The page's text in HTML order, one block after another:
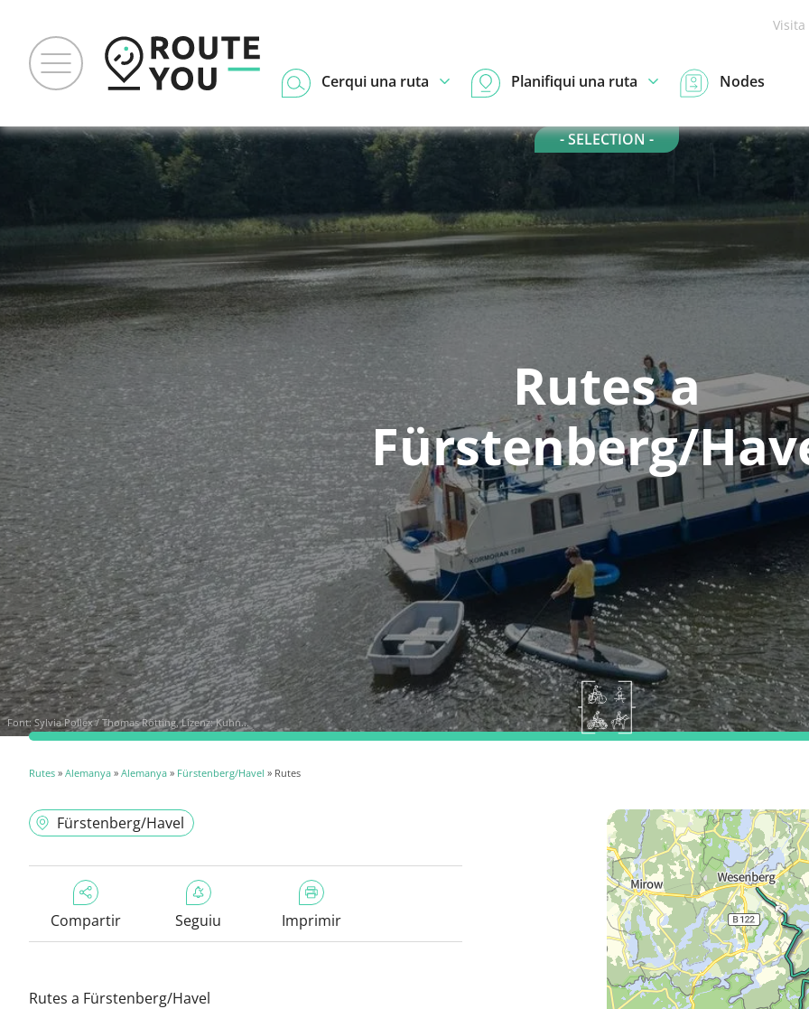
Cerqui una ruta Planifiqui una ruta Nodes
- SELECTION -
Rutes a
Fürstenberg/
Font:Sylvia Pollex / Thomas Rötting, Lizenz: Kuhn...
Rutes » Alemanya » Alemanya » Fürstenberg/Havel » Rutes
Fürstenberg/Havel
Compartir Seguiu Imprimir
Rutes a Fürstenberg/Havel